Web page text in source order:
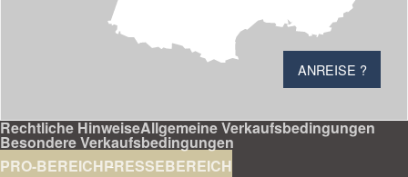
ANREISE ?
Rechtliche HinweiseAllgemeine Verkaufsbedingungen
Besondere Verkaufsbedingungen
PRO-BEREICHPRESSEBEREICH